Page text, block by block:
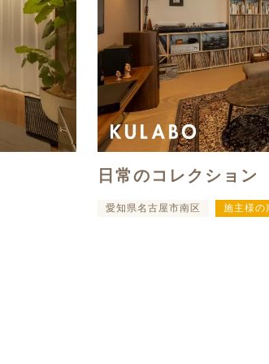
日常のコレクション
愛知県名古屋市南区 施主様の